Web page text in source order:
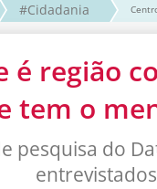
#Cidadania
é região
tem o
pesquisa do
entrevistados